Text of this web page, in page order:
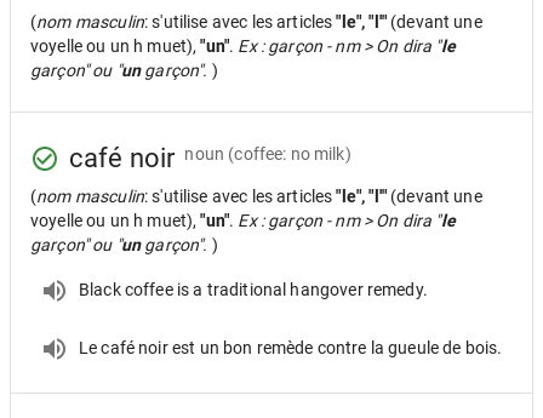
(nom masculin: s'utilise avec les articles"le", "l'" (devant une
voyelle ou un h muet),"un". Ex : garçon - nm > On dira "le
garçon" ou "ungarçon". )
café noir noun (coffee: no milk)
(nom masculin: s'utilise avec les articles"le", "l'" (devant une
voyelle ou un h muet),"un". Ex : garçon - nm > On dira "le
garçon" ou "ungarçon". )
Black coffee is a traditional hangover remedy.
Le café noir est un bon remède contre la gueule de bois.